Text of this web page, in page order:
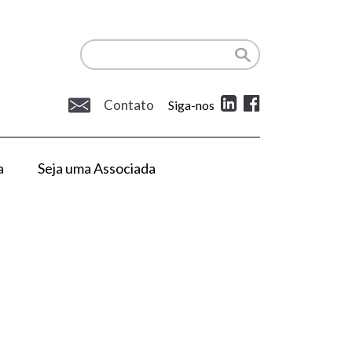
Contato Siga-nos
Seja uma Associada